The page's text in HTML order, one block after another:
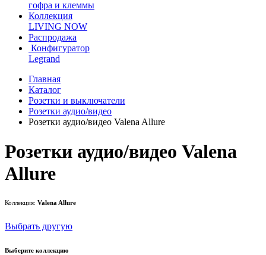
гофра и клеммы
Коллекция
LIVING NOW
Распродажа
Конфигуратор
Legrand
Главная
Каталог
Розетки и выключатели
Розетки аудио/видео
Розетки аудио/видео Valena Allure
Розетки аудио/видео Valena
Allure
Коллекция: Valena Allure
Выбрать другую
Выберите коллекцию